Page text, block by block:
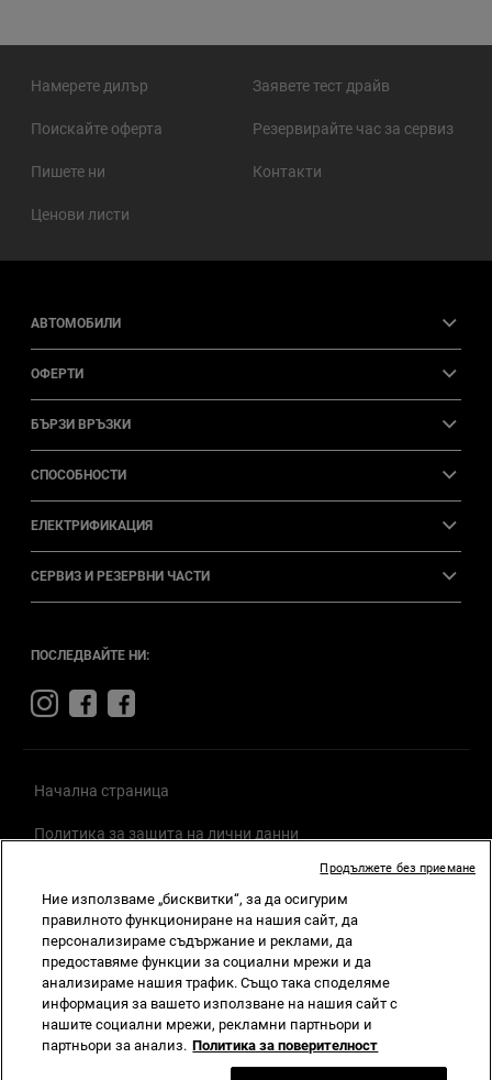
Намерете дилър Заявете тест драйв
Поискайте оферта Резервирайте час за сервиз
Пишете ни Контакти
Ценови листи
АВТОМОБИЛИ
ОФЕРТИ
БЪРЗИ ВРЪЗКИ
СПОСОБНОСТИ
ЕЛЕКТРИФИКАЦИЯ
СЕРВИЗ И РЕЗЕРВНИ ЧАСТИ
ПОСЛЕДВАЙТЕ НИ:
Visit
on
Instagram
Visit
on
Facebook
Visit
on
Facebook
Начална страница
Политика за защита на лични данни
Съгласие за бисквитки
Общи условияBEV Общи условияLEV
Вътрешни правила поЗЗЛПСОИН
Ние използваме „бисквитки“, за да осигурим
правилното функциониране на нашия сайт, да
персонализираме съдържание и реклами, да
предоставяме функции за социални мрежи и да
анализираме нашия трафик. Също така споделяме
информация за вашето използване на нашия сайт с
нашите социални мрежи, рекламни партньори и
партньори за анализ. Политика за поверителност
Продължете без приемане